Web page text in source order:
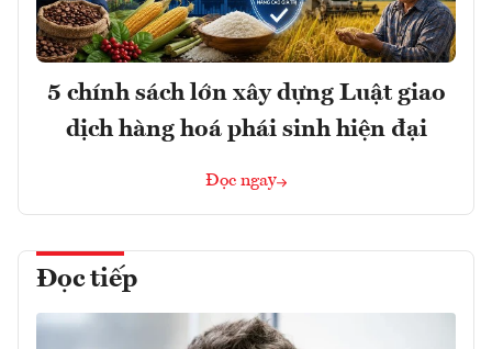
5 chính sách lớn xây dựng Luật giao
dịch hàng hoá phái sinh hiện đại
Đọc ngay
Đọc tiếp